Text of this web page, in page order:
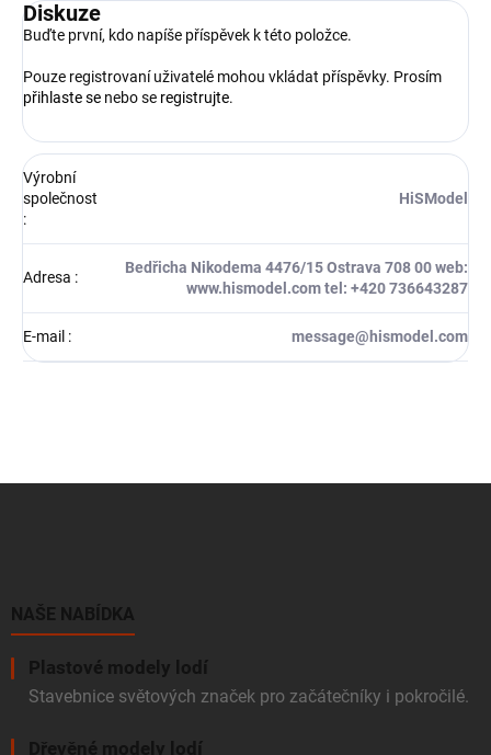
Diskuze
Buďte první, kdo napíše příspěvek k této položce.
Pouze registrovaní uživatelé mohou vkládat příspěvky. Prosím
přihlaste se nebo se registrujte.
Výrobní
společnost
:
HiSModel
Adresa :
Bedřicha Nikodema 4476/15 Ostrava 708 00 web:
www.hismodel.com tel: +420 736643287
E-mail : message@hismodel.com
NAŠE NABÍDKA
Plastové modely lodí
Stavebnice světových značek pro začátečníky i pokročilé.
Dřevěné modely lodí